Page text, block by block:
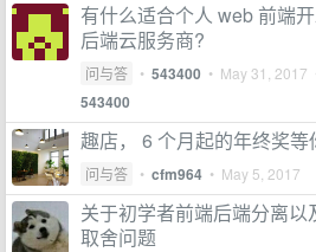
有什么适合个人 web 前端
后端云服务商?
问与答 • 543400 • May 31, 2017
543400
趣店， 6 个月起的年终奖等
问与答 • cfm964 • May 5, 2017
关于初学者前端后端分离以
取舍问题